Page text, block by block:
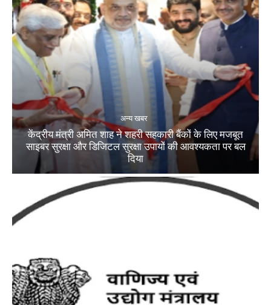
अन्य खबर
केंद्रीय मंत्री अमित शाह ने शहरी सहकारी बैंकों के लिए मजबूत
साइबर सुरक्षा और डिजिटल सुरक्षा उपायों की आवश्यकता पर बल
दिया